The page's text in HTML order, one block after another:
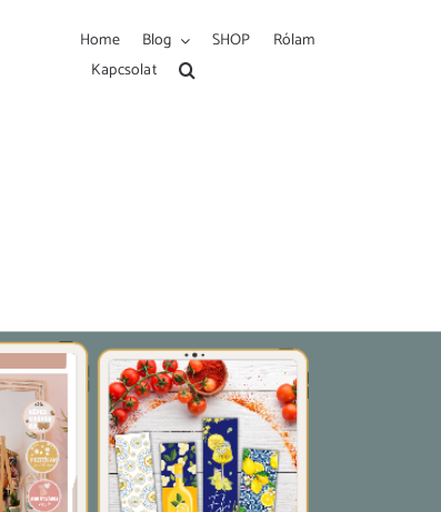
Home Blog SHOP
Rólam
Kapcsolat